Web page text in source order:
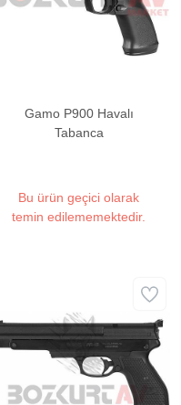
Gamo P900 Havalı
Tabanca
Bu ürün geçici olarak
temin edilememektedir.